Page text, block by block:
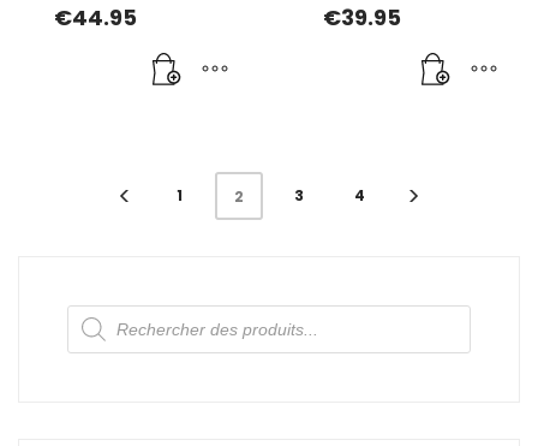
€44.95 €39.95
1 2 3 4
Recherche
de
produits